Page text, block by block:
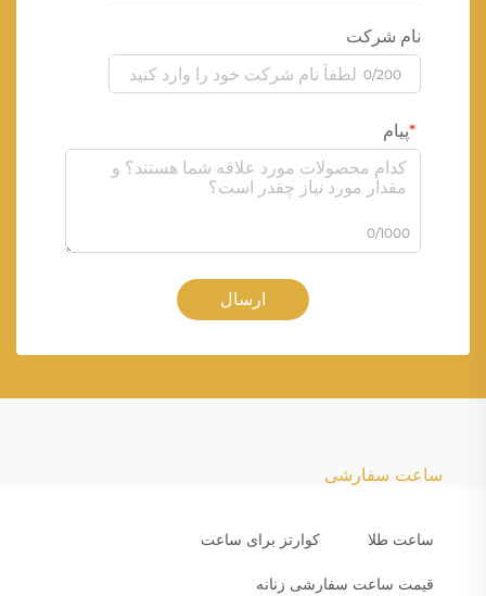
نام شرکت
0/200
پیام
0/1000
ارسال
ساعت سفارشی
ساعت طلا کوارتز برای ساعت
قیمت ساعت سفارشی زنانه